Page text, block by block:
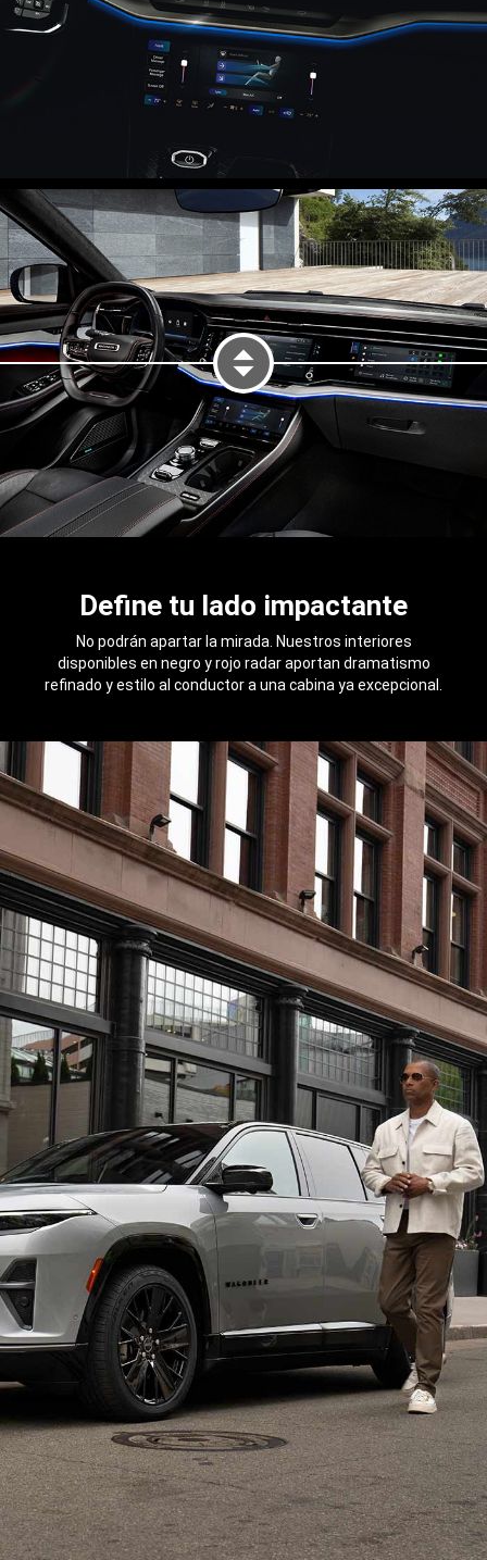
Define tu lado impactante
No podrán apartar la mirada. Nuestros interiores
disponibles en negro y rojo radar aportan dramatismo
refinado y estilo al conductor a una cabina ya excepcional.